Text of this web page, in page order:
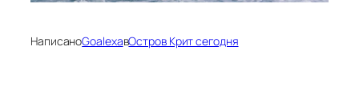
НаписаноGoalexaвОстров Крит сегодня